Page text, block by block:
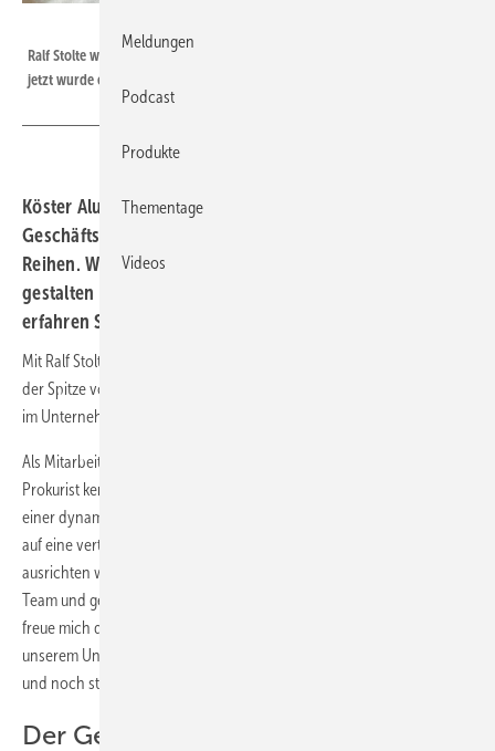
Ralf Stolte war zuletzt Prokurist sowie Leiter Innendienst im Unternehmen,
jetzt wurde er zum Geschäftsführer ernannt.
Köster Aluminium begrüßt Ralf Stolte als neuen
Geschäftsführer – ein erfahrener Profi aus den eigenen
Reihen. Wie Stolte die Zukunft des Unternehmens
gestalten will und was der Führungswechsel bedeutet,
erfahren Sie im Beitrag.
Mit Ralf Stolte steht ab dem 11. Oktober 2024 ein erfahrener Profi an
der Spitze von Köster Aluminium GmbH & Co. KG: Er ist bald 25 Jahre
im Unternehmen.
Als Mitarbeiter der ersten Stunde und mit langjähriger Erfahrung als
Prokurist kennt Stolte das Unternehmen und seine Abläufe bestens. In
einer dynamischen Marktsituation setzt Köster Aluminium mit Stolte
auf eine vertraute Persönlichkeit, die das Unternehmen zukunftssicher
ausrichten wird. „Der aktuellen Marktlage treten wir als geschlossenes
Team und gestärkt durch strukturelle Veränderungen entgegen. Ich
freue mich darauf, unsere Zukunft in die Hand zu nehmen und
unserem Unternehmen gemeinsam mit den Mitarbeitern eine neue
und noch stärkere Identität zu verleihen,“ betont Stolte.
Der Generationswechsel als
Meldungen
Podcast
Produkte
Thementage
Videos